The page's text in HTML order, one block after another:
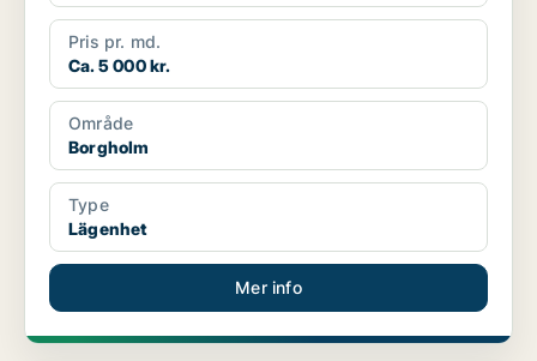
Pris pr. md.
Ca. 5 000 kr.
Område
Borgholm
Type
Lägenhet
Mer info